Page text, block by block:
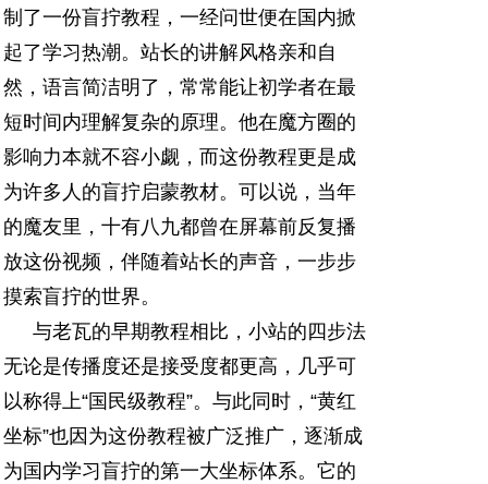
制了一份盲拧教程，一经问世便在国内掀
起了学习热潮。站长的讲解风格亲和自
然，语言简洁明了，常常能让初学者在最
短时间内理解复杂的原理。他在魔方圈的
影响力本就不容小觑，而这份教程更是成
为许多人的盲拧启蒙教材。可以说，当年
的魔友里，十有八九都曾在屏幕前反复播
放这份视频，伴随着站长的声音，一步步
摸索盲拧的世界。
与老瓦的早期教程相比，小站的四步法
无论是传播度还是接受度都更高，几乎可
以称得上“国民级教程”。与此同时，“黄红
坐标”也因为这份教程被广泛推广，逐渐成
为国内学习盲拧的第一大坐标体系。它的